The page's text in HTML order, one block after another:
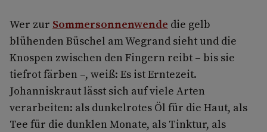
Wer zur Sommersonnenwende die gelb
blühenden Büschel am Wegrand sieht und die
Knospen zwischen den Fingern reibt – bis sie
tiefrot färben –, weiß: Es ist Erntezeit.
Johanniskraut lässt sich auf viele Arten
verarbeiten: als dunkelrotes Öl für die Haut, als
Tee für die dunklen Monate, als Tinktur, als